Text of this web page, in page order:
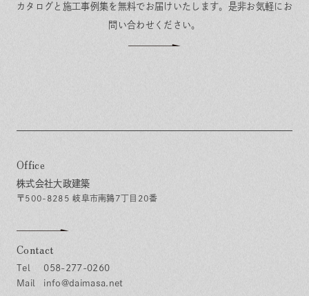
カタログと施工事例集を無料でお届けいたします。 是非お気軽にお
問い合わせください。
Office
株式会社大政建築
〒500-8285 岐阜市南鶉7丁目20番
Contact
058-277-0260
info@daimasa.net